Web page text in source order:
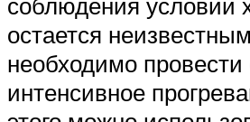
остается
необходимо провести
интенсивное